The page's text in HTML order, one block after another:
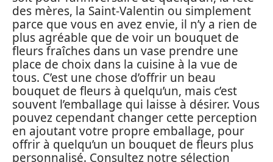
des mères, la Saint-Valentin ou simplement
parce que vous en avez envie, il n’y a rien de
plus agréable que de voir un bouquet de
fleurs fraîches dans un vase prendre une
place de choix dans la cuisine à la vue de
tous. C’est une chose d’offrir un beau
bouquet de fleurs à quelqu’un, mais c’est
souvent l’emballage qui laisse à désirer. Vous
pouvez cependant changer cette perception
en ajoutant votre propre emballage, pour
offrir à quelqu’un un bouquet de fleurs plus
personnalisé. Consultez notre sélection